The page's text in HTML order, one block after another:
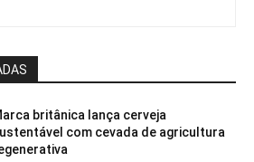
britânica lança cerveja
com cevada de agricultura